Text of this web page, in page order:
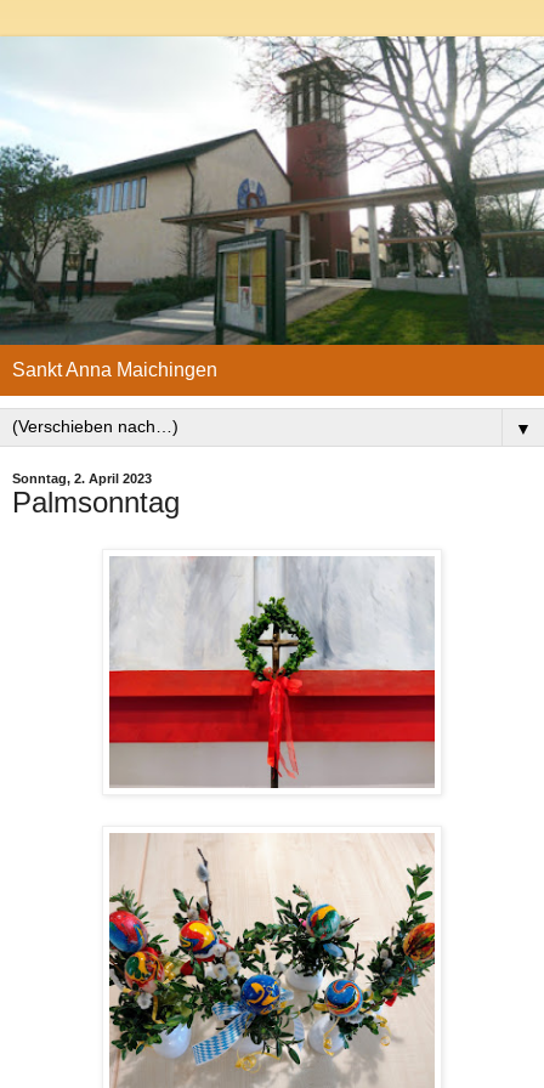
Sankt Anna Maichingen
▼
Sonntag, 2. April 2023
Palmsonntag